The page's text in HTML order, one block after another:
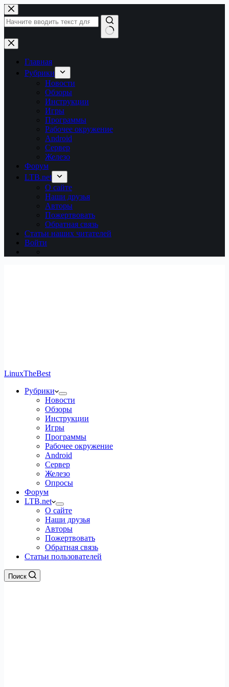
Перейти
к
сути
Ничего
не
найденоГлавная
Рубрики
Новости
Обзоры
Инструкции
Игры
Программы
Рабочее окружение
Android
Сервер
Железо
Форум
LTB.net
О сайте
Наши друзья
Авторы
Пожертвовать
Обратная связь
Статьи наших читателей
Войти
LinuxTheBest
Рубрики
Новости
Обзоры
Инструкции
Игры
Программы
Рабочее окружение
Android
Сервер
Железо
Опросы
Форум
LTB.net
О сайте
Наши друзья
Авторы
Пожертвовать
Обратная связь
Статьи пользователей
Поиск